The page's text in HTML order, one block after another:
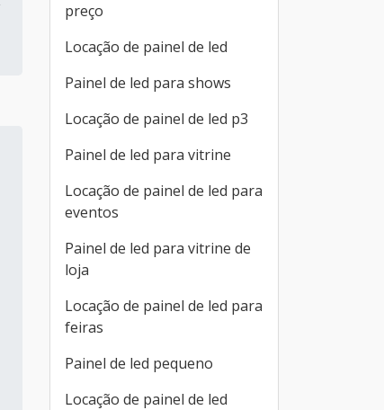
preço
Locação de painel de led
Painel de led para shows
Locação de painel de led p3
Painel de led para vitrine
Locação de painel de led para
eventos
Painel de led para vitrine de
loja
Locação de painel de led para
feiras
Painel de led pequeno
Locação de painel de led